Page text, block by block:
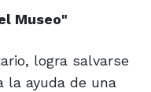
Museo"
logra salvarse
la ayuda de una